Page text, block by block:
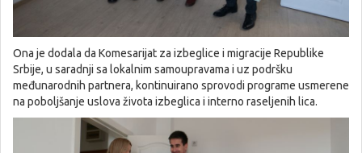
Ona je dodala da Komesarijat za izbeglice i migracije Republike
Srbije, u saradnji sa lokalnim samoupravama i uz podršku
međunarodnih partnera, kontinuirano sprovodi programe usmerene
na poboljšanje uslova života izbeglica i interno raseljenih lica.